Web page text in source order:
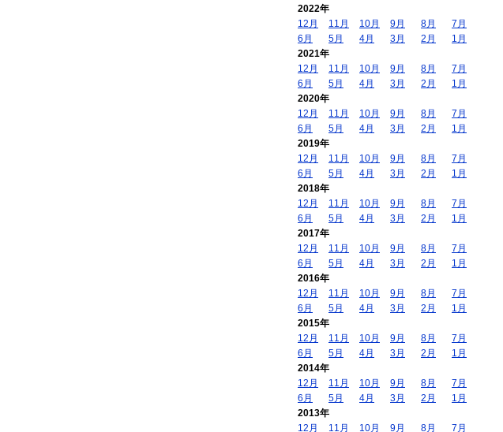
2022年
12月
11月 10月 9月 8月
7月
6月
5月 4月 3月 2月
1月
2021年
12月
11月 10月 9月 8月
7月
6月
5月 4月 3月 2月
1月
2020年
12月
11月 10月 9月 8月
7月
6月
5月 4月 3月 2月
1月
2019年
12月
11月 10月 9月 8月
7月
6月
5月 4月 3月 2月
1月
2018年
12月
11月 10月 9月 8月
7月
6月
5月 4月 3月 2月
1月
2017年
12月
11月 10月 9月 8月
7月
6月
5月 4月 3月 2月
1月
2016年
12月
11月 10月 9月 8月
7月
6月
5月 4月 3月 2月
1月
2015年
12月
11月 10月 9月 8月
7月
6月
5月 4月 3月 2月
1月
2014年
12月
11月 10月 9月 8月
7月
6月
5月 4月 3月 2月
1月
2013年
12月
11月 10月 9月 8月 7月